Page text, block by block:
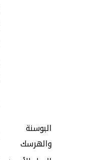
البوسنة
والهرسك